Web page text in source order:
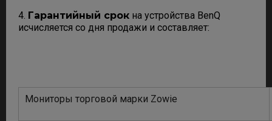
4. Гарантийный срок на устройства BenQ
исчисляется со дня продажи и составляет:
Мониторы торговой марки Zowie